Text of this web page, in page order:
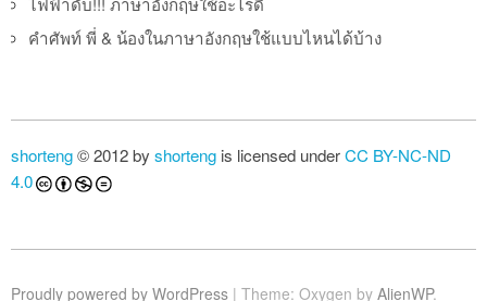
คำศัพท์ พี่ & น้องในภาษาอังกฤษใช้แบบไหนได้บ้าง
shorteng© 2012 by shorteng is licensed underCC BY-NC-ND
4.0
Proudly powered by WordPress | Theme: Oxygen by AlienWP.